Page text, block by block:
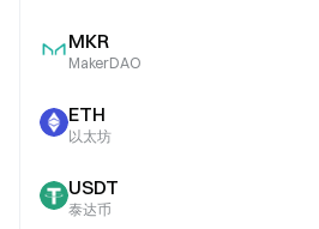
MKR
MakerDAO
ETH
以太坊
USDT
泰达币